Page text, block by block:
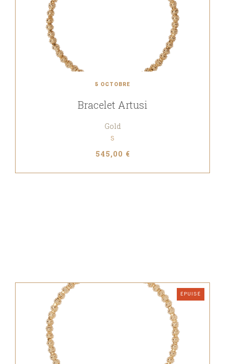
5 OCTOBRE
Bracelet Artusi
Gold
S
545,00 €
ÉPUISÉ